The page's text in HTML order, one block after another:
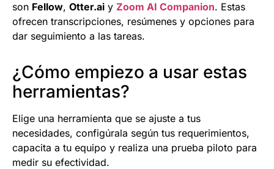
son Fellow, Otter.ai y Zoom AI Companion. Estas
ofrecen transcripciones, resúmenes y opciones para
dar seguimiento a las tareas.
¿Cómo empiezo a usar estas
herramientas?
Elige una herramienta que se ajuste a tus
necesidades, configúrala según tus requerimientos,
capacita a tu equipo y realiza una prueba piloto para
medir su efectividad.